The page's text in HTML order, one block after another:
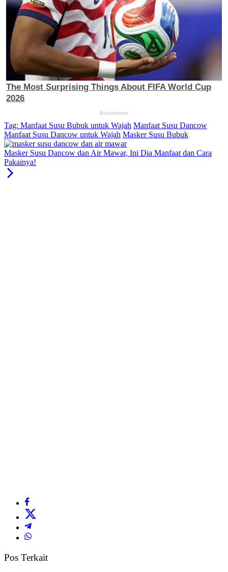
Tag: Manfaat Susu Bubuk untuk Wajah Manfaat Susu Dancow
Manfaat Susu Dancow untuk Wajah Masker Susu Bubuk
Masker Susu Dancow dan Air Mawar, Ini Dia Manfaat dan Cara
Pakainya!
Pos Terkait